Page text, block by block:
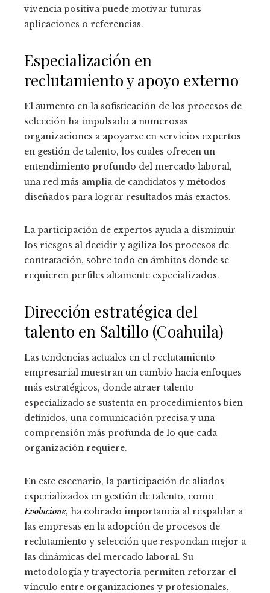
vivencia positiva puede motivar futuras
aplicaciones o referencias.
Especialización en
reclutamiento y apoyo externo
El aumento en la sofisticación de los procesos de
selección ha impulsado a numerosas
organizaciones a apoyarse en servicios expertos
en gestión de talento, los cuales ofrecen un
entendimiento profundo del mercado laboral,
una red más amplia de candidatos y métodos
diseñados para lograr resultados más exactos.
La participación de expertos ayuda a disminuir
los riesgos al decidir y agiliza los procesos de
contratación, sobre todo en ámbitos donde se
requieren perfiles altamente especializados.
Dirección estratégica del
talento en Saltillo (Coahuila)
Las tendencias actuales en el reclutamiento
empresarial muestran un cambio hacia enfoques
más estratégicos, donde atraer talento
especializado se sustenta en procedimientos bien
definidos, una comunicación precisa y una
comprensión más profunda de lo que cada
organización requiere.
En este escenario, la participación de aliados
especializados en gestión de talento, como
Evolucione, ha cobrado importancia al respaldar a
las empresas en la adopción de procesos de
reclutamiento y selección que respondan mejor a
las dinámicas del mercado laboral. Su
metodología y trayectoria permiten reforzar el
vínculo entre organizaciones y profesionales,